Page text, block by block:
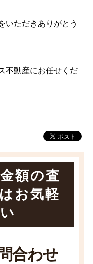
いただきありがとう
不動産にお任せくだ
額の査
お気軽
合わせ